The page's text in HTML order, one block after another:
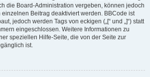
die Board-Administration vergeben, können jedoch
Beitrag deaktiviert werden. BBCode ist
jedoch werden Tags von eckigen („[“ und „]“) statt
eingeschlossen. Weitere Informationen zu
speziellen Hilfe-Seite, die von der Seite zur
ist.